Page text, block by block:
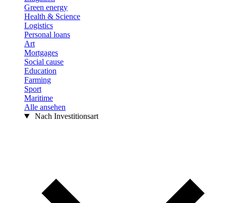
Green energy
Health & Science
Logistics
Personal loans
Art
Mortgages
Social cause
Education
Farming
Sport
Maritime
Alle ansehen
Nach Investitionsart